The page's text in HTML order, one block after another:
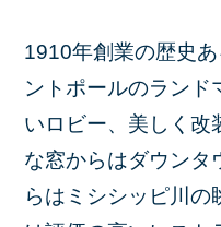
1910年創業の歴史
ントポールのランド
いロビー、美しく改
な窓からはダウンタ
らはミシシッピ川の